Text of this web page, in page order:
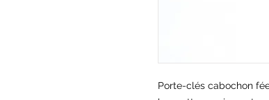
Porte-clés cabochon